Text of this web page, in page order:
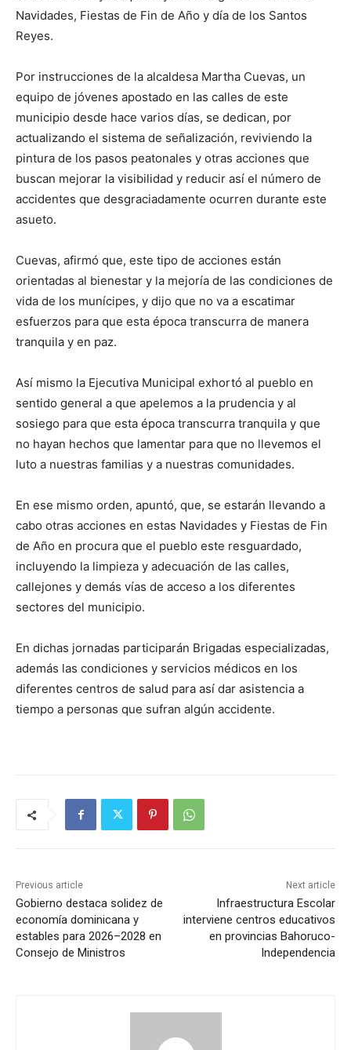
Navidades, Fiestas de Fin de Año y día de los Santos
Reyes.
Por instrucciones de la alcaldesa Martha Cuevas, un
equipo de jóvenes apostado en las calles de este
municipio desde hace varios días, se dedican, por
actualizando el sistema de señalización, reviviendo la
pintura de los pasos peatonales y otras acciones que
buscan mejorar la visibilidad y reducir así el número de
accidentes que desgraciadamente ocurren durante este
asueto.
Cuevas, afirmó que, este tipo de acciones están
orientadas al bienestar y la mejoría de las condiciones de
vida de los munícipes, y dijo que no va a escatimar
esfuerzos para que esta época transcurra de manera
tranquila y en paz.
Así mismo la Ejecutiva Municipal exhortó al pueblo en
sentido general a que apelemos a la prudencia y al
sosiego para que esta época transcurra tranquila y que
no hayan hechos que lamentar para que no llevemos el
luto a nuestras familias y a nuestras comunidades.
En ese mismo orden, apuntó, que, se estarán llevando a
cabo otras acciones en estas Navidades y Fiestas de Fin
de Año en procura que el pueblo este resguardado,
incluyendo la limpieza y adecuación de las calles,
callejones y demás vías de acceso a los diferentes
sectores del municipio.
En dichas jornadas participarán Brigadas especializadas,
además las condiciones y servicios médicos en los
diferentes centros de salud para así dar asistencia a
tiempo a personas que sufran algún accidente.
Previous article
Gobierno destaca solidez de
economía dominicana y
estables para 2026–2028 en
Consejo de Ministros
Next article
Infraestructura Escolar
interviene centros educativos
en provincias Bahoruco-
Independencia